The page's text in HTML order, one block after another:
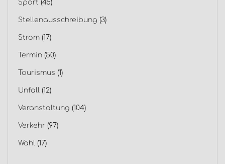
Sport (45)
Stellenausschreibung (3)
Strom (17)
Termin (50)
Tourismus (1)
Unfall (12)
Veranstaltung (104)
Verkehr (97)
Wahl (17)